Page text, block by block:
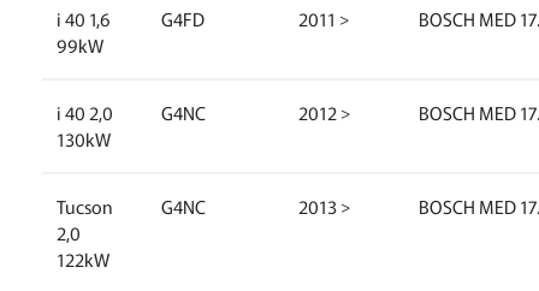
i 40 1,6
99kW
G4FD 2011 > BOSCH MED
i 40 2,0
130kW
G4NC 2012 > BOSCH MED
Tucson
2,0
122kW
G4NC 2013 > BOSCH MED